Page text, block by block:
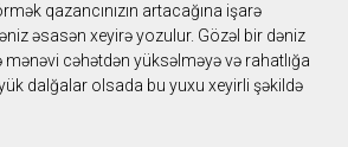
qazancınızın artacağına işarə
əsasən xeyirə yozulur. Gözəl bir dəniz
cəhətdən yüksəlməyə və rahatlığa
dalğalar olsada bu yuxu xeyirli şəkildə